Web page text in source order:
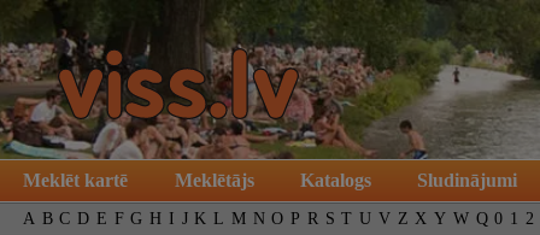
Meklēt kartē Meklētājs Katalogs Sludinājumi
A B C D E F G H I J K L M N O P R S T U V Z X Y W Q 0 1 2